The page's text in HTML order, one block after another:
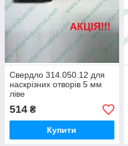
Свердло 314.050.12 для
наскрізних отворів 5 мм
ліве
514 ₴
Купити